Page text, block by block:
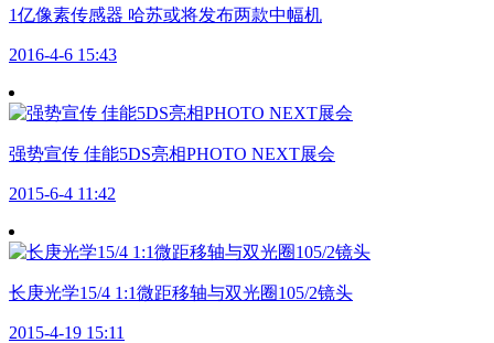
1亿像素传感器 哈苏或将发布两款中幅机
2016-4-6 15:43
强势宣传 佳能5DS亮相PHOTO NEXT展会
2015-6-4 11:42
长庚光学15/4 1:1微距移轴与双光圈105/2镜头
2015-4-19 15:11